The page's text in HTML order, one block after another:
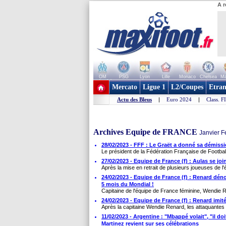
A
OM PSG Lyon Lille Monaco Chelsea
+ de clubs
Mercato Ligue 1 L2/Coupes
Actu des Bleus | Euro 2024 | Class.
Archives Equipe de FRANCE Janvier
28/02/2023 - FFF : Le Graët a donné sa
Le président de la Fédération Française de
27/02/2023 - Equipe de France (f) : Aulas se
Après la mise en retrait de plusieurs joueuses de
24/02/2023 - Equipe de France (f) : Renard
5 mois du Mondial !
Capitaine de l'équipe de France féminine, Wendie
24/02/2023 - Equipe de France (f) : Renard
Après la capitaine Wendie Renard, les
11/02/2023 - Argentine : "Mbappé volait", "il
Martinez revient sur ses célébrations